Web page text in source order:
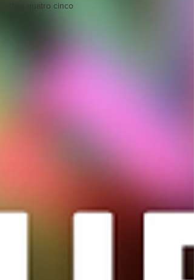
dica quatro cinco